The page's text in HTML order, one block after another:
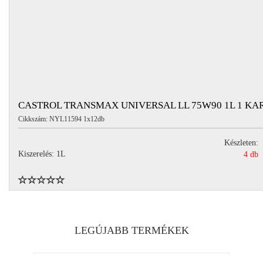
CASTROL TRANSMAX UNIVERSAL LL 75W90 1L 1
Cikkszám: NYL11594 1x12db
Kiszerelés: 1L
Készleten:
4 db
LEGÚJABB TERMÉKEK